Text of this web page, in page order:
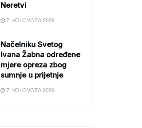
Neretvi
7. KOLOVOZA 2026.
Načelniku Svetog
Ivana Žabna određene
mjere opreza zbog
sumnje u prijetnje
7. KOLOVOZA 2026.